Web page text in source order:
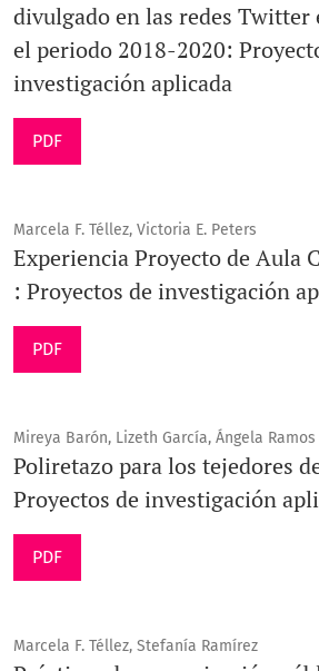
divulgado en las redes Twitter
el periodo 2018-2020:
investigación aplicada
PDF
Marcela F. Téllez, Victoria E. Peters
Experiencia Proyecto de Aula
: Proyectos de investigación
PDF
Mireya Barón, Lizeth García, Ángela Ramos
Poliretazo para los tejedores
Proyectos de investigación
PDF
Marcela F. Téllez, Stefanía Ramírez